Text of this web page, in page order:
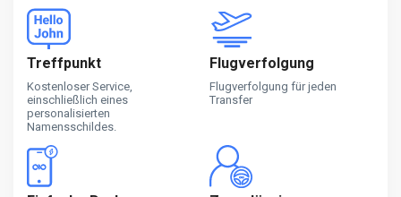
Treffpunkt
Kostenloser Service,
einschließlich eines
personalisierten
Namensschildes.
Flugverfolgung
Flugverfolgung für jeden
Transfer